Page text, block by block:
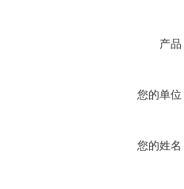
产品
您的单位
您的姓名